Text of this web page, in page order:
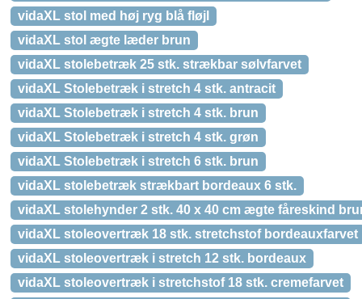
vidaXL stol med høj ryg blå fløjl
vidaXL stol ægte læder brun
vidaXL stolebetræk 25 stk. strækbar sølvfarvet
vidaXL Stolebetræk i stretch 4 stk. antracit
vidaXL Stolebetræk i stretch 4 stk. brun
vidaXL Stolebetræk i stretch 4 stk. grøn
vidaXL Stolebetræk i stretch 6 stk. brun
vidaXL stolebetræk strækbart bordeaux 6 stk.
vidaXL stolehynder 2 stk. 40 x 40 cm ægte fåreskind
vidaXL stoleovertræk 18 stk. stretchstof bordeauxfarvet
vidaXL stoleovertræk i stretch 12 stk. bordeaux
vidaXL stoleovertræk i stretchstof 18 stk. cremefarvet